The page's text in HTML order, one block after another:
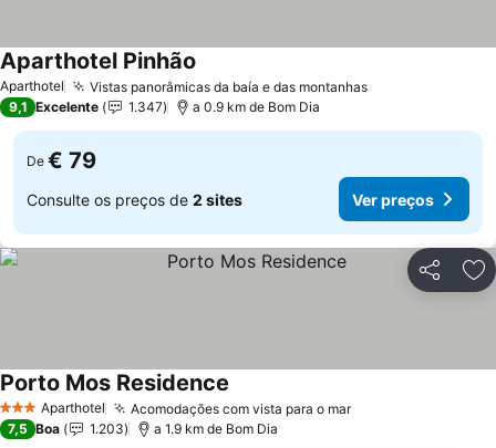
Aparthotel Vistas panorâmicas da baía e das montanhas
Aparthotel Pinhão
9,1 Excelente 1.347 a 0.9 km de Bom Dia
De € 79
Consulte os preços de 2 sites Ver preços
Partilhar
3 EstrelasAparthotel Acomodações com vista para o mar
Porto Mos Residence
7,5 Boa 1.203 a 1.9 km de Bom Dia